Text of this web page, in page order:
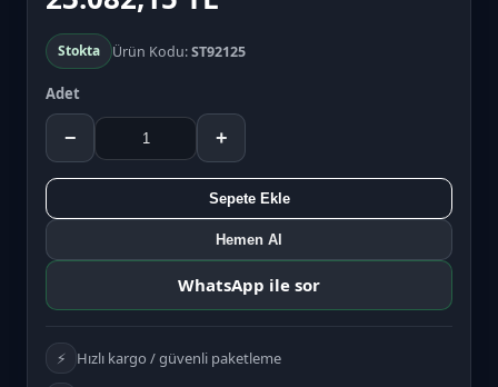
Stokta Ürün Kodu:ST92125
Adet
− +
Sepete Ekle
Hemen Al
WhatsApp ile sor
⚡
Hızlı kargo / güvenli paketleme